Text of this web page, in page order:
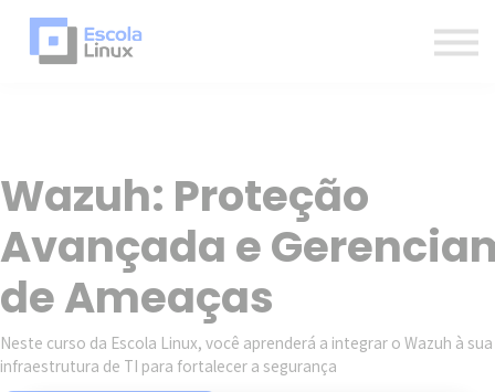
Já sou aluno
Newsletter
Wazuh: Proteção
Avançada e
de Ameaças
Neste curso da Escola Linux, você aprenderá a integrar o Wazuh à sua
infraestrutura de TI para fortalecer a segurança